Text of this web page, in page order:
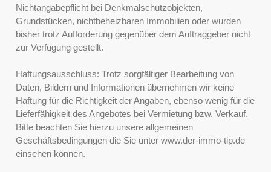
Nichtangabepflicht bei Denkmalschutzobjekten,
Grundstücken, nichtbeheizbaren Immobilien oder wurden
bisher trotz Aufforderung gegenüber dem Auftraggeber nicht
zur Verfügung gestellt.
Haftungsausschluss: Trotz sorgfältiger Bearbeitung von
Daten, Bildern und Informationen übernehmen wir keine
Haftung für die Richtigkeit der Angaben, ebenso wenig für die
Lieferfähigkeit des Angebotes bei Vermietung bzw. Verkauf.
Bitte beachten Sie hierzu unsere allgemeinen
Geschäftsbedingungen die Sie unter www.der-immo-tip.de
einsehen können.